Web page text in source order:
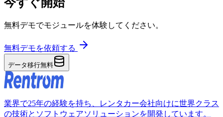
今すぐ開始
無料デモでモジュールを体験してください。
無料デモを依頼する
データ移行無料
業界で25年の経験を持ち、レンタカー会社向けに世界クラス
の技術とソフトウェアソリューションを開発しています。